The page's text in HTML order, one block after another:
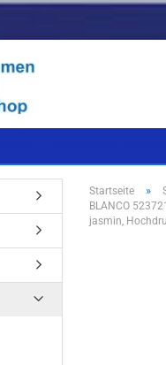
Standgeräte
Einbaugeräte
Standgeräte
Startseite »
BLANCO
jasmin,